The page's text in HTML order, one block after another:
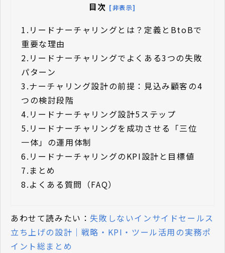
目次 [非表示]
1. リードナーチャリングとは？定義とBtoBで
重要な理由
2. リードナーチャリングでよくある3つの失敗
パターン
3.ナーチャリング設計の前提：見込み顧客の4
つの検討段階
4. リードナーチャリング設計5ステップ
5. リードナーチャリングを成功させる「三位
一体」の運用体制
6. リードナーチャリングのKPI設計と目標値
7. まとめ
8.よくある質問（FAQ）
あわせて読みたい：失敗しないインサイドセールス
立ち上げの設計｜戦略・KPI・ツール活用の実務ポ
イント総まとめ